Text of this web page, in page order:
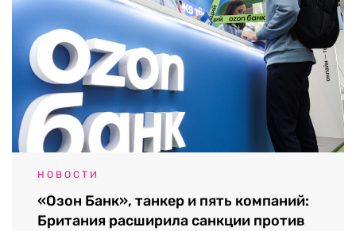
НОВОСТИ
«Озон Банк», танкер и пять компаний:
Британия расширила санкции против